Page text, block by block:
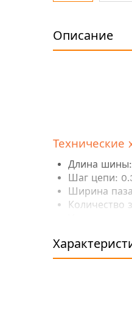
началу
галереи
Описание
Технические
Длина
Шаг цепи:
Ширина
Количество